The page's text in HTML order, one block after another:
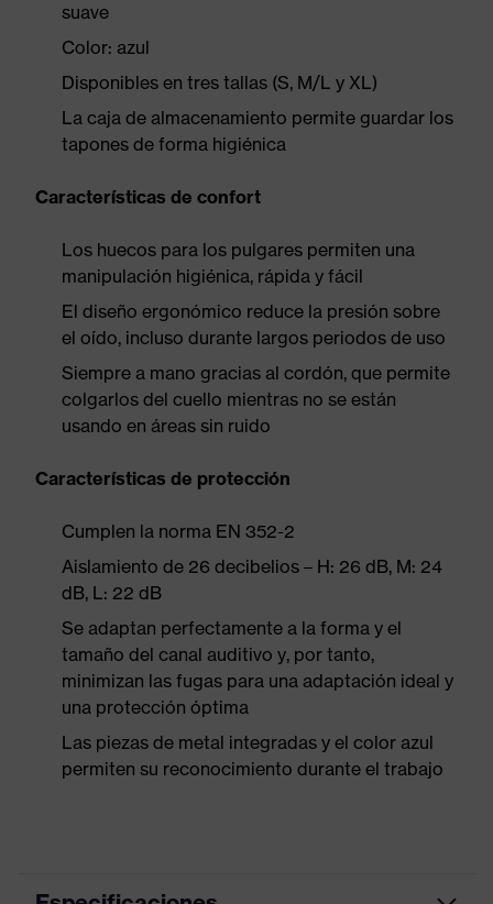
suave
Color: azul
Disponibles en tres tallas (S, M/L y XL)
La caja de almacenamiento permite guardar los
tapones de forma higiénica
Características de confort
Los huecos para los pulgares permiten una
manipulación higiénica, rápida y fácil
El diseño ergonómico reduce la presión sobre
el oído, incluso durante largos periodos de uso
Siempre a mano gracias al cordón, que permite
colgarlos del cuello mientras no se están
usando en áreas sin ruido
Características de protección
Cumplen la norma EN 352-2
Aislamiento de 26 decibelios – H: 26 dB, M: 24
dB, L: 22 dB
Se adaptan perfectamente a la forma y el
tamaño del canal auditivo y, por tanto,
minimizan las fugas para una adaptación ideal y
una protección óptima
Las piezas de metal integradas y el color azul
permiten su reconocimiento durante el trabajo